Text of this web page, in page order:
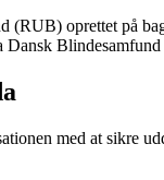
oprettet på
med at sikre